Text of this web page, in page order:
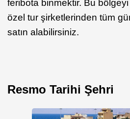
feribota binmektir. Bu
özel tur şirketlerinden tüm
satın alabilirsiniz.
Resmo Tarihi Şehri